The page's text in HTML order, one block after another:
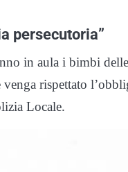
persecutoria”
in aula i bimbi
rispettato
Locale.